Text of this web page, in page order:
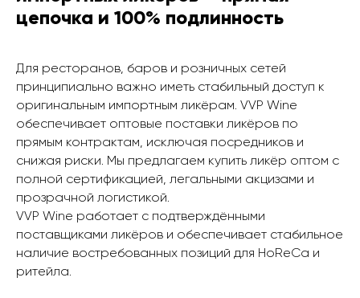
цепочка и 100% подлинность
Для ресторанов, баров и розничных сетей
принципиально важно иметь стабильный доступ к
оригинальным импортным ликёрам. VVP Wine
обеспечивает оптовые поставки ликёров по
прямым контрактам, исключая посредников и
снижая риски. Мы предлагаем купить ликёр оптом с
полной сертификацией, легальными акцизами и
прозрачной логистикой.
VVP Wine работает с подтверждёнными
поставщиками ликёров и обеспечивает стабильное
наличие востребованных позиций для HoReCa и
ритейла.